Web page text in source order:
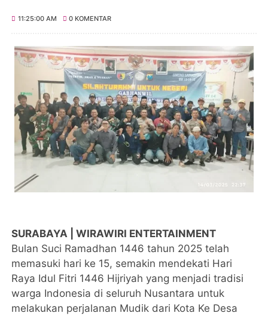
11:25:00 AM 0 KOMENTAR
SURABAYA | WIRAWIRI ENTERTAINMENT
Bulan Suci Ramadhan 1446 tahun 2025 telah
memasuki hari ke 15, semakin mendekati Hari
Raya Idul Fitri 1446 Hijriyah yang menjadi tradisi
warga Indonesia di seluruh Nusantara untuk
melakukan perjalanan Mudik dari Kota Ke Desa